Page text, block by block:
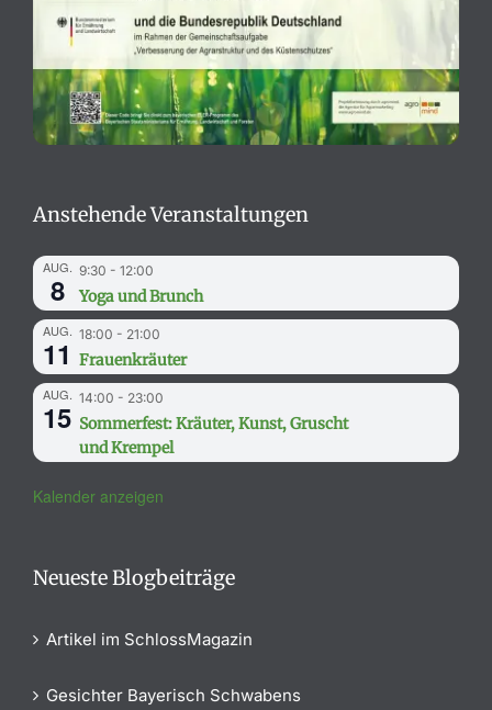
Anstehende Veranstaltungen
AUG.
8
9:30 - 12:00
Yoga und Brunch
AUG.
11
18:00 - 21:00
Frauenkräuter
AUG.
15
14:00 - 23:00
Sommerfest: Kräuter, Kunst, Gruscht
und Krempel
Kalender anzeigen
Neueste Blogbeiträge
Artikel im SchlossMagazin
Gesichter Bayerisch Schwabens